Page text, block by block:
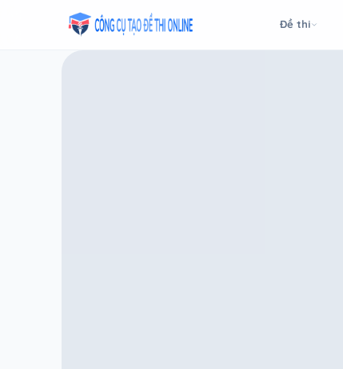
Đề thi
Taodethi.xyz - Tạo đề thi Online miễn phí